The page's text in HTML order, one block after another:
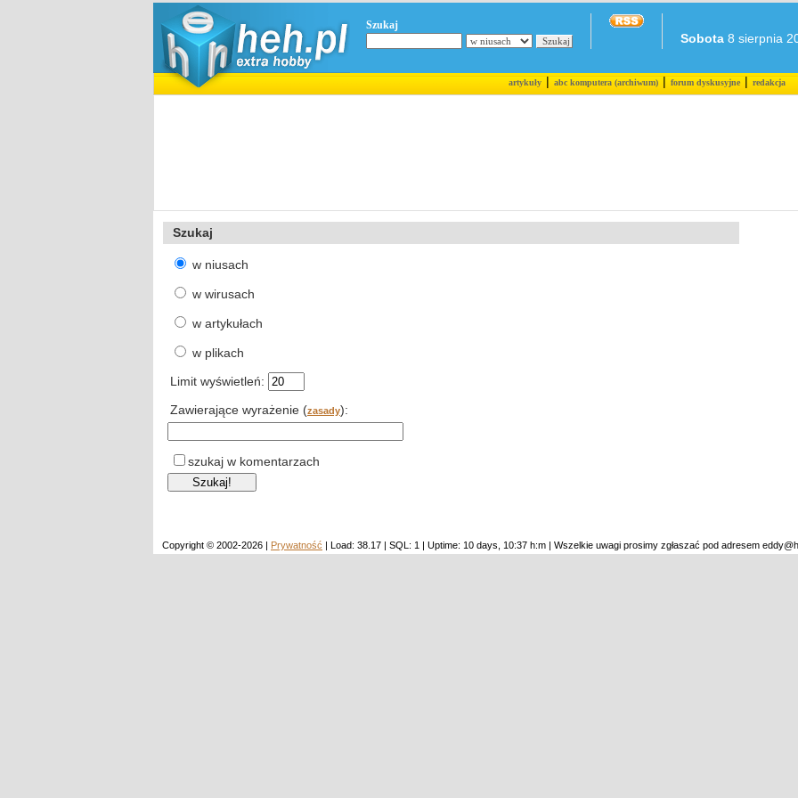
Szukaj
Sobota 8 sierpnia
artykuły|abc komputera (archiwum)|forum dyskusyjne|redakcja
Szukaj
w niusach
w wirusach
w artykułach
w plikach
Limit wyświetleń:
Zawierające wyrażenie (zasady):
szukaj w komentarzach
Copyright © 2002-2026 | Prywatność | Load: 38.17 | SQL: 1 | Uptime: 10 days, 10:37 h:m | Wszelkie uwagi prosimy zgłaszać pod adresem